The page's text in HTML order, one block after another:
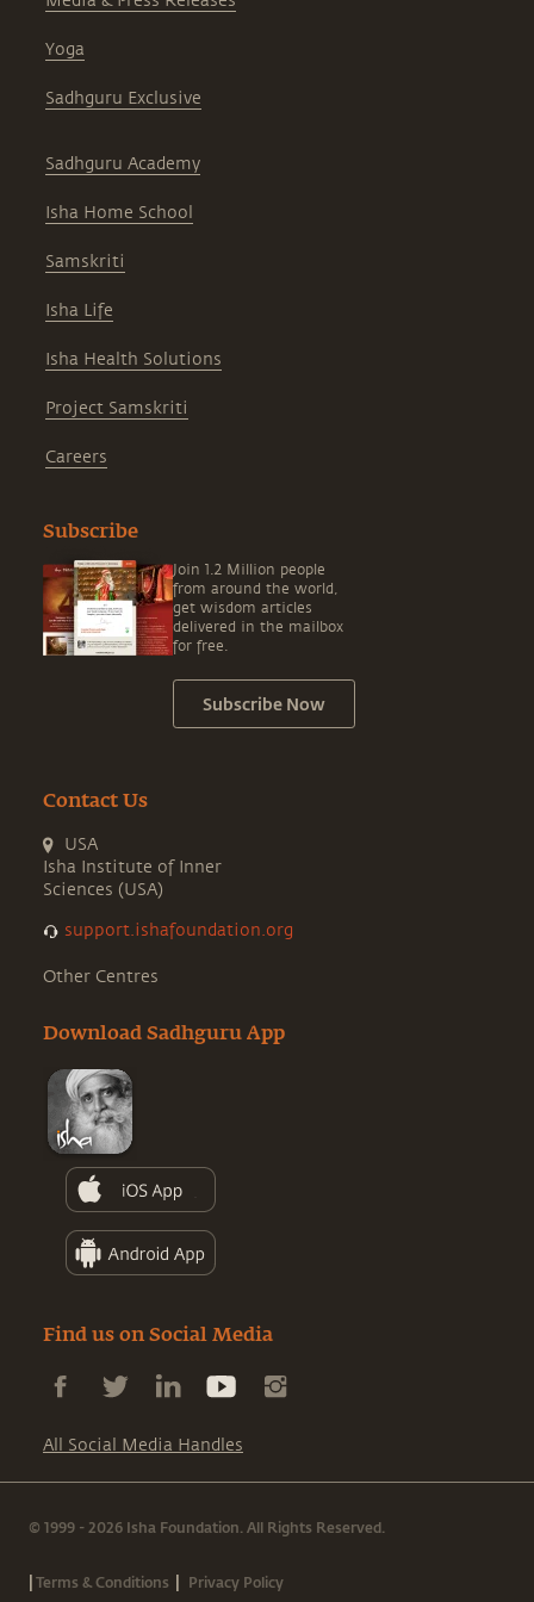
Yoga
Sadhguru Exclusive
Sadhguru Academy
Isha Home School
Samskriti
Isha Life
Isha Health Solutions
Project Samskriti
Careers
Subscribe
Join 1.2 Million people
from around the world,
get wisdom articles
delivered in the mailbox
for free.
Subscribe Now
Contact Us
USA
Isha Institute of Inner
Sciences (USA)
support.ishafoundation.org
Other Centres
Download Sadhguru App
Find us on Social Media
All Social Media Handles
© 1999 - 2026 Isha Foundation. All Rights Reserved.
|Terms & Conditions | Privacy Policy